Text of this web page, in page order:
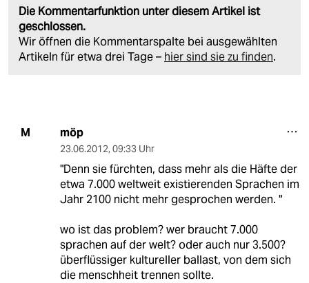
Die Kommentarfunktion unter diesem Artikel ist
geschlossen.
Wir öffnen die Kommentarspalte bei ausgewählten
Artikeln für etwa drei Tage – hier sind sie zu finden.
M möp
23.06.2012, 09:33 Uhr
"Denn sie fürchten, dass mehr als die Häfte der
etwa 7.000 weltweit existierenden Sprachen im
Jahr 2100 nicht mehr gesprochen werden. "
wo ist das problem? wer braucht 7.000
sprachen auf der welt? oder auch nur 3.500?
überflüssiger kultureller ballast, von dem sich
die menschheit trennen sollte.